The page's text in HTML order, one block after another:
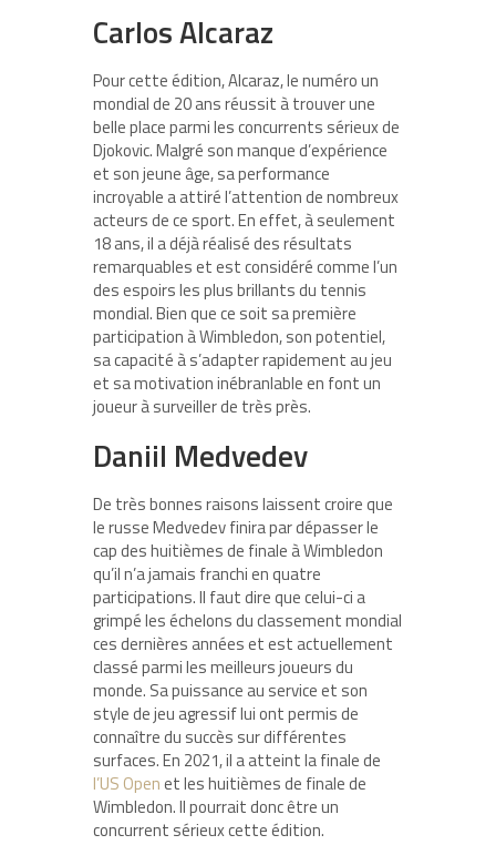
Carlos Alcaraz
Pour cette édition, Alcaraz, le numéro un
mondial de 20 ans réussit à trouver une
belle place parmi les concurrents sérieux de
Djokovic. Malgré son manque d’expérience
et son jeune âge, sa performance
incroyable a attiré l’attention de nombreux
acteurs de ce sport. En effet, à seulement
18 ans, il a déjà réalisé des résultats
remarquables et est considéré comme l’un
des espoirs les plus brillants du tennis
mondial. Bien que ce soit sa première
participation à Wimbledon, son potentiel,
sa capacité à s’adapter rapidement au jeu
et sa motivation inébranlable en font un
joueur à surveiller de très près.
Daniil Medvedev
De très bonnes raisons laissent croire que
le russe Medvedev finira par dépasser le
cap des huitièmes de finale à Wimbledon
qu’il n’a jamais franchi en quatre
participations. Il faut dire que celui-ci a
grimpé les échelons du classement mondial
ces dernières années et est actuellement
classé parmi les meilleurs joueurs du
monde. Sa puissance au service et son
style de jeu agressif lui ont permis de
connaître du succès sur différentes
surfaces. En 2021, il a atteint la finale de
l’US Openet les huitièmes de finale de
Wimbledon. Il pourrait donc être un
concurrent sérieux cette édition.